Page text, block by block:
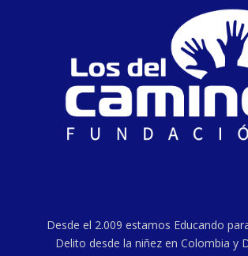
Desde el 2.009 estamos Educando
Delito desde la niñez en Colombia y